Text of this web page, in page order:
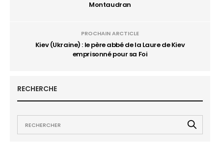
Montaudran
PROCHAIN ARCTICLE
Kiev (Ukraine) : le père abbé de la Laure de Kiev
emprisonné pour sa Foi
RECHERCHE